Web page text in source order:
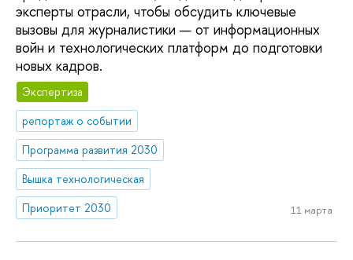
эксперты отрасли, чтобы обсудить ключевые
вызовы для журналистики — от информационных
войн и технологических платформ до подготовки
новых кадров.
Экспертиза
репортаж о событии
Программа развития 2030
Вышка технологическая
Приоритет 2030
11 марта